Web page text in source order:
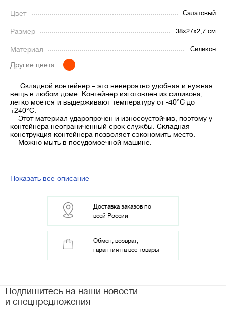
Цвет Салатовый
Размер 38х27х2,7 см
Материал Силикон
Другие цвета:
Складной контейнер – это невероятно удобная и нужная
вещь в любом доме. Контейнер изготовлен из силикона,
легко моется и выдерживают температуру от -40°С до
+240°С.
Этот материал ударопрочен и износоустойчив, поэтому у
контейнера неограниченный срок службы. Складная
конструкция контейнера позволяет сэкономить место.
Можно мыть в посудомоечной машине.
Показать все описание
Доставка заказов по
всей России
Обмен, возврат,
гарантия на все товары
Подпишитесь на наши новости
и спецпредложения